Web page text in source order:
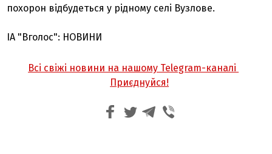
похорон відбудеться у рідному селі Вузлове.
ІА "Вголос": НОВИНИ
Всі свіжі новини на нашому Telegram-каналі
Приєднуйся!